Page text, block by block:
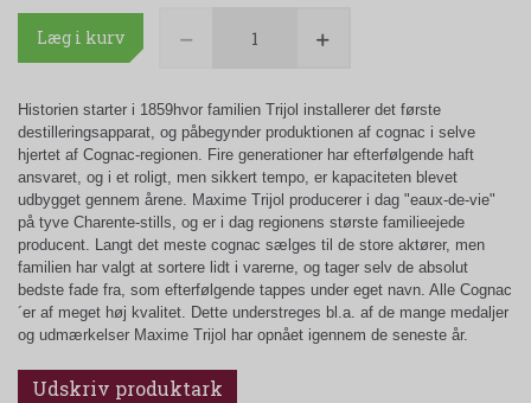
Læg i kurv
Historien starter i 1859hvor familien Trijol installerer det første
destilleringsapparat, og påbegynder produktionen af cognac i selve
hjertet af Cognac-regionen. Fire generationer har efterfølgende haft
ansvaret, og i et roligt, men sikkert tempo, er kapaciteten blevet
udbygget gennem årene. Maxime Trijol producerer i dag "eaux-de-vie"
på tyve Charente-stills, og er i dag regionens største familieejede
producent. Langt det meste cognac sælges til de store aktører, men
familien har valgt at sortere lidt i varerne, og tager selv de absolut
bedste fade fra, som efterfølgende tappes under eget navn. Alle Cognac
´er af meget høj kvalitet. Dette understreges bl.a. af de mange medaljer
og udmærkelser Maxime Trijol har opnået igennem de seneste år.
Udskriv produktark